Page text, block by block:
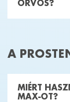
ORVOS?
A
MIÉRT
MAX-OT?